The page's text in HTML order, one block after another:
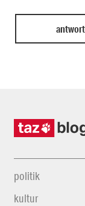
politik
kultur